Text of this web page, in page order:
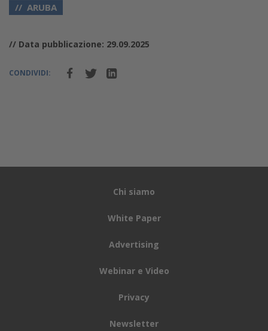
ARUBA
// Data pubblicazione: 29.09.2025
CONDIVIDI:
Chi siamo
White Paper
Advertising
Webinar e Video
Privacy
Newsletter